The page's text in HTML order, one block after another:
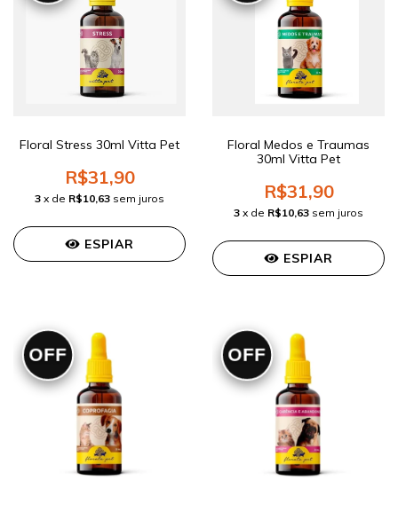
Floral Stress 30ml Vitta Pet
R$31,90
3 x de R$10,63 sem juros
ESPIAR
Floral Medos e Traumas
30ml Vitta Pet
R$31,90
3 x de R$10,63 sem juros
ESPIAR
OFF OFF